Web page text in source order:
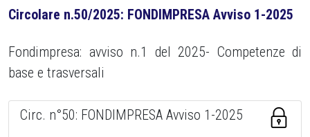
Circolare n.50/2025: FONDIMPRESA Avviso 1-2025
Fondimpresa: avviso n.1 del 2025- Competenze di
base e trasversali
Circ. n°50: FONDIMPRESA Avviso 1-2025